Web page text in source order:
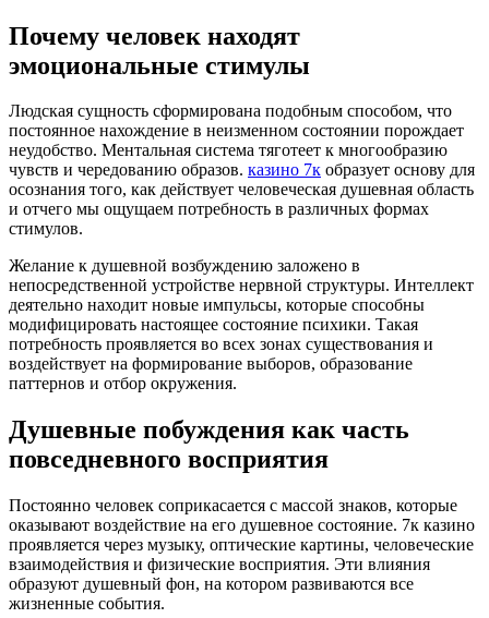
Почему человек находят
эмоциональные стимулы
Людская сущность сформирована подобным способом, что
постоянное нахождение в неизменном состоянии порождает
неудобство. Ментальная система тяготеет к многообразию
чувств и чередованию образов. казино 7к образует основу для
осознания того, как действует человеческая душевная область
и отчего мы ощущаем потребность в различных формах
стимулов.
Желание к душевной возбуждению заложено в
непосредственной устройстве нервной структуры. Интеллект
деятельно находит новые импульсы, которые способны
модифицировать настоящее состояние психики. Такая
потребность проявляется во всех зонах существования и
воздействует на формирование выборов, образование
паттернов и отбор окружения.
Душевные побуждения как часть
повседневного восприятия
Постоянно человек соприкасается с массой знаков, которые
оказывают воздействие на его душевное состояние. 7к казино
проявляется через музыку, оптические картины, человеческие
взаимодействия и физические восприятия. Эти влияния
образуют душевный фон, на котором развиваются все
жизненные события.